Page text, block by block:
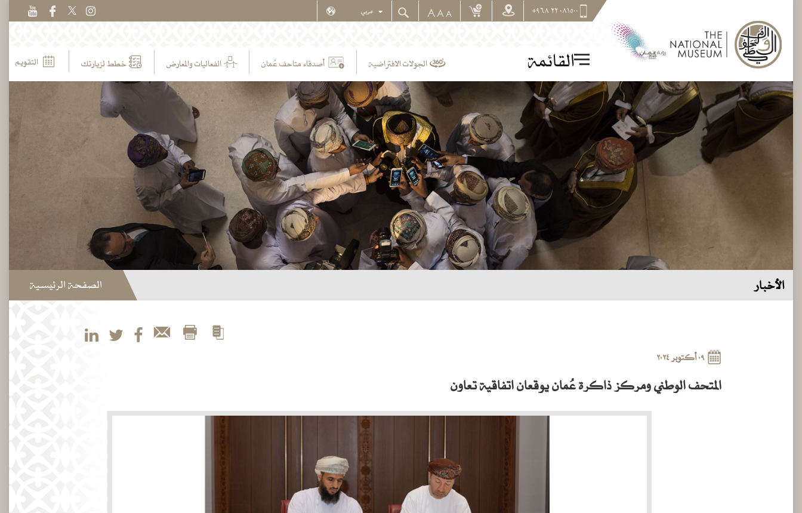
٠٨١٥٠٠ ٢٢ ٩٦٨+ A
A
A
القائمة الجولات الافتراضية أصدقاء متاحف عُمان الفعاليات والمعارض خطط لزيارتك التقويم
الأخبار الصفحة الرئيسية
٠٩ أكتوبر ٢٠٢٤
المتحف الوطني ومركز ذاكرة عُمان يوقعان اتفاقية تعاون